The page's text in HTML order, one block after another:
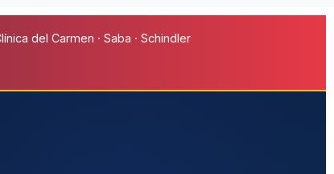
del Carmen · Saba · Schindler